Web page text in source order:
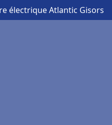
électrique Atlantic Gisors